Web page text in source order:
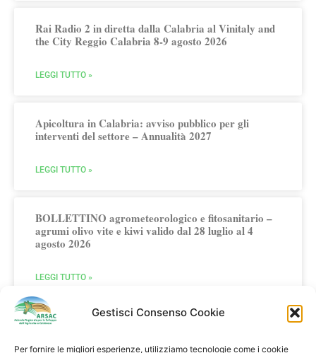
Gestisci Consenso Cookie
Per fornire le migliori esperienze, utilizziamo tecnologie come i cookie
Rai Radio 2 in diretta dalla Calabria al Vinitaly and
the City Reggio Calabria 8-9 agosto 2026
LEGGI TUTTO »
Apicoltura in Calabria: avviso pubblico per gli
interventi del settore – Annualità 2027
LEGGI TUTTO »
BOLLETTINO agrometeorologico e fitosanitario –
agrumi olivo vite e kiwi valido dal 28 luglio al 4
agosto 2026
LEGGI TUTTO »